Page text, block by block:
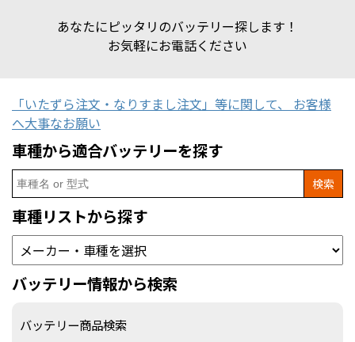
あなたにピッタリのバッテリー探します！
お気軽にお電話ください
「いたずら注文・なりすまし注文」等に関して、 お客様
へ大事なお願い
車種から適合バッテリーを探す
Search
for:
車種リストから探す
バッテリー情報から検索
バッテリー商品検索